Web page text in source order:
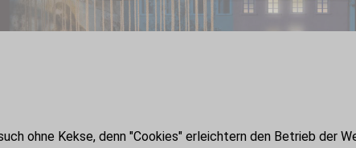
ohne Kekse, denn "Cookies" erleichtern den Betrieb der